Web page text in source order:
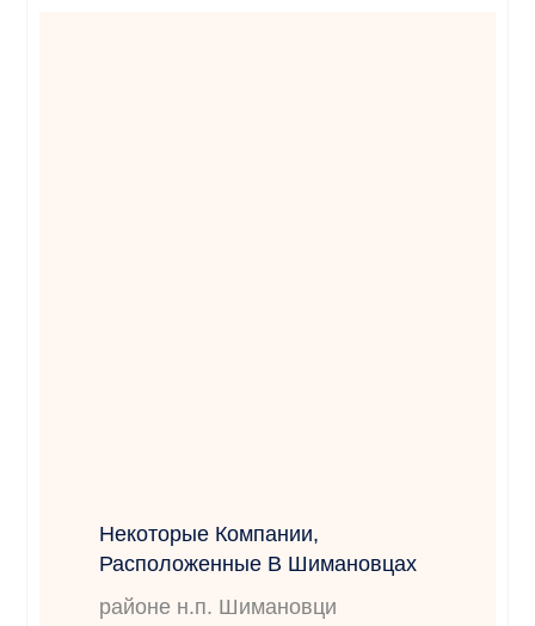
Некоторые Компании,
Расположенные В Шимановцах
районе н.п. Шимановци